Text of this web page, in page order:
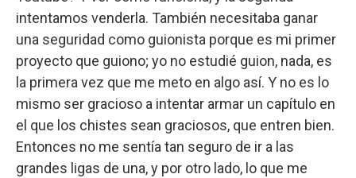
intentamos venderla. También necesitaba ganar
una seguridad como guionista porque es mi primer
proyecto que guiono; yo no estudié guion, nada, es
la primera vez que me meto en algo así. Y no es lo
mismo ser gracioso a intentar armar un capítulo en
el que los chistes sean graciosos, que entren bien.
Entonces no me sentía tan seguro de ir a las
grandes ligas de una, y por otro lado, lo que me